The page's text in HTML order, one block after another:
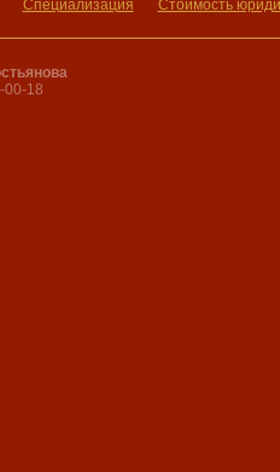
Специализация Стоимость
00-18